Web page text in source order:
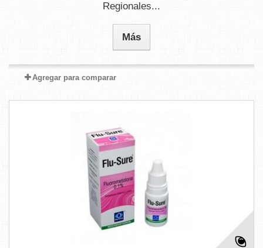
Regionales...
Más
Agregar para comparar